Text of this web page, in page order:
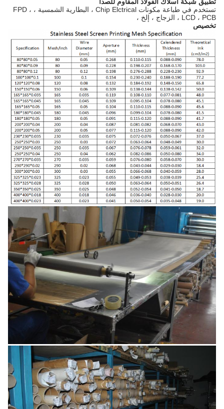
تستخدم في طباعة مكونات Chip Elctrical ، البطارية الشمسية ، FPD ،
LCD ، PCB ، الزجاج ، إلخ ،
تخصيص